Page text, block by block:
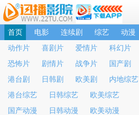
首页 电影 连续剧 综艺
动漫
动作片
喜剧片 爱情片
科幻片
恐怖片
剧情片 战争片
国产剧
港台剧
日韩剧 欧美剧
内地综艺
港台综艺
日韩综艺
欧美综艺
国产动漫
日韩动漫 欧美动漫